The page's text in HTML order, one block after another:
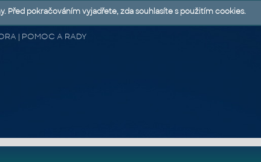
| POMOC A RADY
Před pokračováním vyjadřete, zda souhlasíte s použitím cookies.